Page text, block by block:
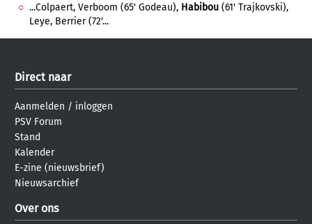
...Colpaert, Verboom (65' Godeau), Habibou (61' Trajkovski),
Leye, Berrier (72'...
Direct naar
Aanmelden / inloggen
PSV Forum
Stand
Kalender
E-zine (nieuwsbrief)
Nieuwsarchief
Over ons